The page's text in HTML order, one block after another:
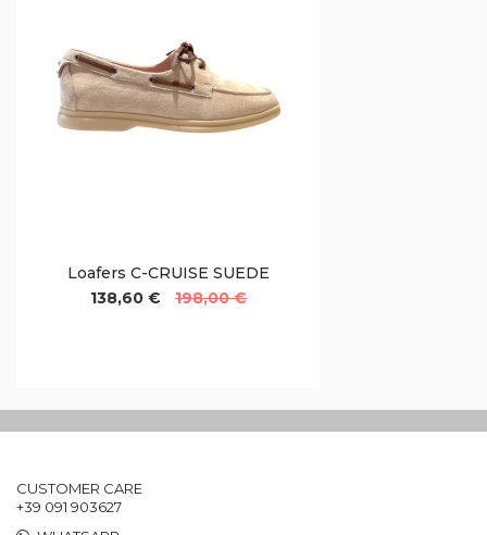
Loafers C-CRUISE SUEDE
138,60 €
198,00 €
CUSTOMER CARE
+39 091 903627